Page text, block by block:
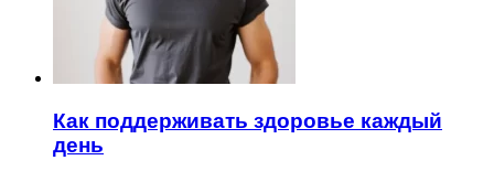
Как поддерживать здоровье каждый
день